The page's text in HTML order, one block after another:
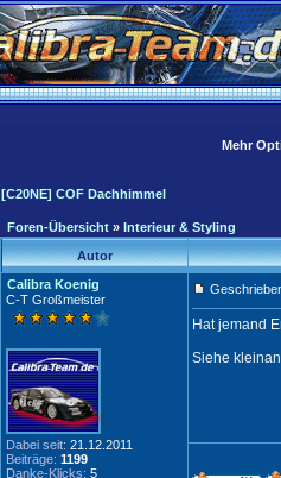
Mehr
[C20NE] COF Dachhimmel
Foren-Übersicht » Interieur & Styling
Autor
Calibra Koenig
C-T Großmeister
Dabei seit: 21.12.2011
Beiträge: 1199
Danke-Klicks: 5
Hat jemand
Siehe